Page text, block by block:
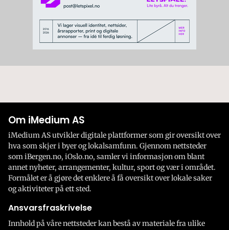
Om iMedium AS
iMedium AS utvikler digitale plattformer som gir oversikt over
hva som skjer i byer og lokalsamfunn. Gjennom nettsteder
som iBergen.no, iOslo.no, samler vi informasjon om blant
annet nyheter, arrangementer, kultur, sport og vær i området.
Formålet er å gjøre det enklere å få oversikt over lokale saker
og aktiviteter på ett sted.
Ansvarsfraskrivelse
Innhold på våre nettsteder kan bestå av materiale fra ulike